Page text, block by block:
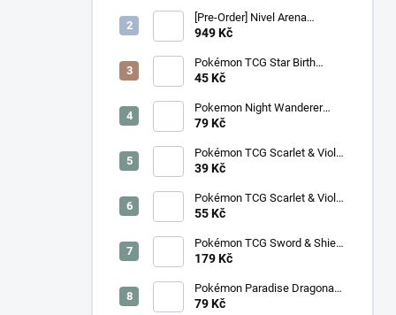
[Pre-Order] Nivel Arena
Goddess of Victory NIKKE
Box - Korejský
949 Kč
Pokémon TCG Star Birth
Booster – Korejský
45 Kč
Pokemon Night Wanderer
Booster (sv6a) - Japonský
79 Kč
Pokémon TCG Scarlet & Violet
Night Wanderer Booster –
39 Kč
Pokémon TCG Scarlet & Violet
Surging Sparks Booster –
55 Kč
Pokémon TCG Sword & Shield
Eevee Heroes Booster –
179 Kč
Pokémon Paradise Dragona
Booster (SV7a) – Japonský
79 Kč